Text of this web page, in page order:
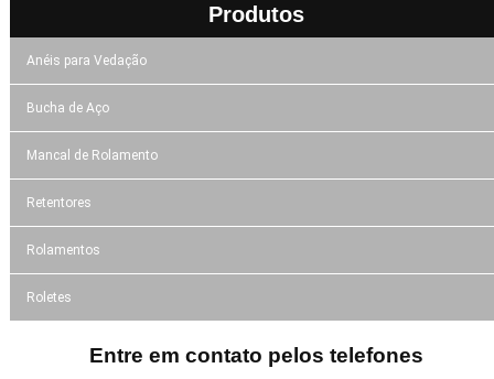
Produtos
Anéis para Vedação
Bucha de Aço
Mancal de Rolamento
Retentores
Rolamentos
Roletes
Entre em contato pelos telefones